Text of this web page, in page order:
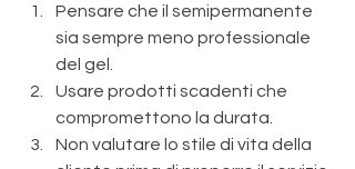
Pensare che il semipermanente
sia sempre meno professionale
del gel.
Usare prodotti scadenti che
compromettono la durata.
Non valutare lo stile di vita della